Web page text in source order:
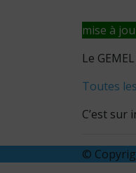
mise à
Le
Toutes
C’est
©